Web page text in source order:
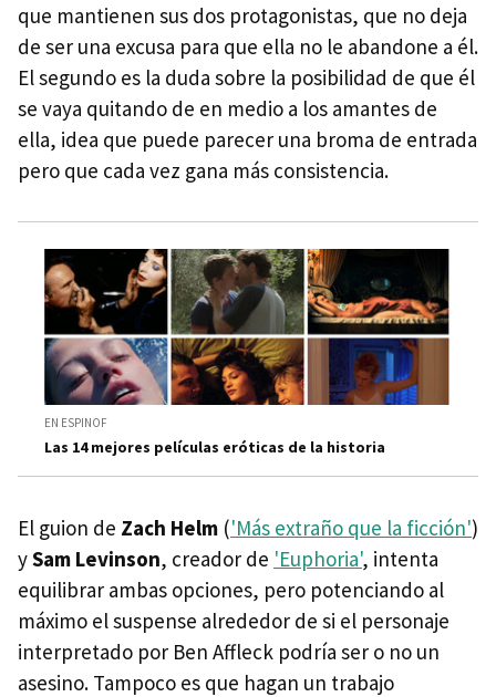
que mantienen sus dos protagonistas, que no deja
de ser una excusa para que ella no le abandone a él.
El segundo es la duda sobre la posibilidad de que él
se vaya quitando de en medio a los amantes de
ella, idea que puede parecer una broma de entrada
pero que cada vez gana más consistencia.
EN ESPINOF
Las 14 mejores películas eróticas de la historia
El guion de Zach Helm ('Más extraño que la ficción')
ySam Levinson, creador de 'Euphoria', intenta
equilibrar ambas opciones, pero potenciando al
máximo el suspense alrededor de si el personaje
interpretado por Ben Affleck podría ser o no un
asesino. Tampoco es que hagan un trabajo